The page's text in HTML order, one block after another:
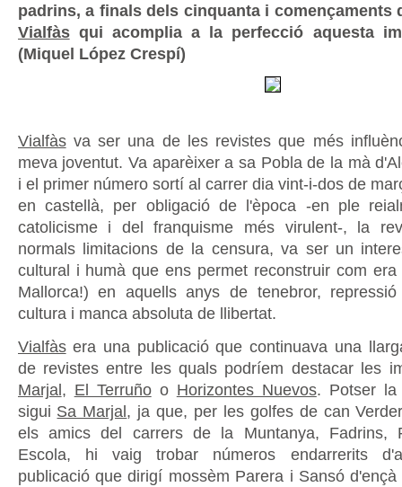
padrins, a finals dels cinquanta i començaments
Vialfàsqui acomplia a la perfecció aquesta
(Miquel López Crespí)
Vialfàsva ser una de les revistes que més
meva joventut. Va aparèixer a sa Pobla de la mà
i el primer número sortí al carrer dia vint-i-dos de
en castellà, per obligació de l'època -en ple
catolicisme i del franquisme més virulent-, la
normals limitacions de la censura, va ser un
cultural i humà que ens permet reconstruir com
Mallorca!) en aquells anys de tenebror,
cultura i manca absoluta de llibertat.
Vialfàsera una publicació que continuava una
de revistes entre les quals podríem destacar les
Marjal, El Terruñoo Horizontes Nuevos. Potser la
sigui Sa Marjal, ja que, per les golfes de can
els amics del carrers de la Muntanya, Fadrins,
Escola, hi vaig trobar números endarrerits
publicació que dirigí mossèm Parera i Sansó